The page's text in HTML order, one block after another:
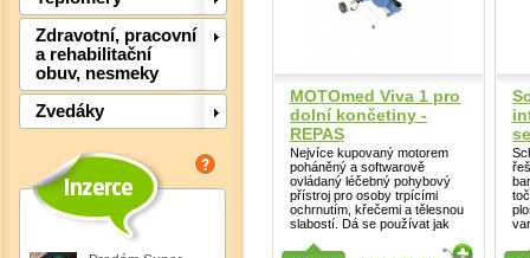
Zdravotní, pracovní
a rehabilitační
obuv, nesmeky
Zvedáky
MOTOmed Viva 1 pro
dolní končetiny -
REPAS
Nejvíce kupovaný motorem
poháněný a softwarově
ovládaný léčebný pohybový
přístroj pro osoby trpícími
ochrnutím, křečemi a tělesnou
slabostí. Dá se používat jak
Detail